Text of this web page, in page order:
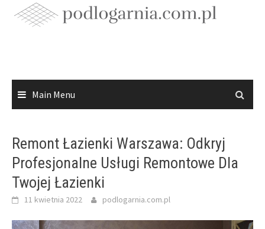
Main Menu
Remont Łazienki Warszawa: Odkryj
Profesjonalne Usługi Remontowe Dla
Twojej Łazienki
11 kwietnia 2022 podlogarnia.com.pl